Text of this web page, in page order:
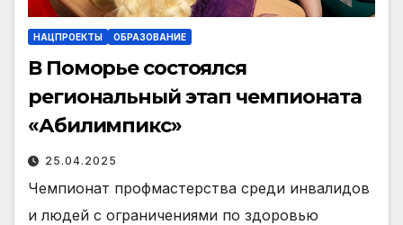
НАЦПРОЕКТЫ ОБРАЗОВАНИЕ
В Поморье состоялся
региональный этап чемпионата
«Абилимпикс»
25.04.2025
Чемпионат профмастерства среди инвалидов
и людей с ограничениями по здоровью